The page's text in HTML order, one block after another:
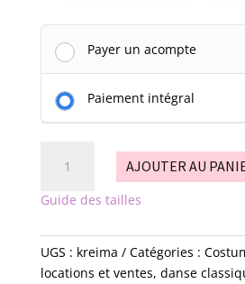
Payer un acompte
Paiement intégral
kreima
AJOUTER AU
Guide des tailles
UGS : kreima Catégories :
locations et ventes, danse